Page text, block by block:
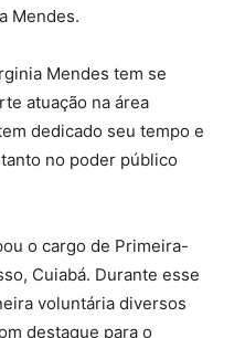
Mendes.
Mendes tem se
atuação na área
dedicado seu tempo e
no poder público
o cargo de Primeira-
Cuiabá. Durante esse
voluntária diversos
destaque para o